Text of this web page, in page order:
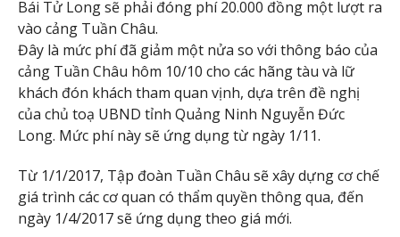
Bái Tử Long sẽ phải đóng phí 20.000 đồng một lượt ra
vào cảng Tuần Châu.
Đây là mức phí đã giảm một nửa so với thông báo của
cảng Tuần Châu hôm 10/10 cho các hãng tàu và lữ
khách đón khách tham quan vịnh, dựa trên đề nghị
của chủ toạ UBND tỉnh Quảng Ninh Nguyễn Đức
Long. Mức phí này sẽ ứng dụng từ ngày 1/11.
Từ 1/1/2017, Tập đoàn Tuần Châu sẽ xây dựng cơ chế
giá trình các cơ quan có thẩm quyền thông qua, đến
ngày 1/4/2017 sẽ ứng dụng theo giá mới.